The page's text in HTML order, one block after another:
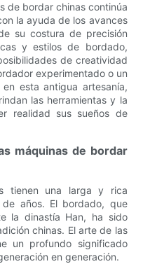
de bordar chinas continúa
la ayuda de los avances
su costura de precisión
y estilos de bordado,
de creatividad
experimentado o un
esta antigua artesanía,
las herramientas y la
realidad sus sueños de
máquinas de bordar
tienen una larga y rica
años. El bordado, que
la dinastía Han, ha sido
chinas. El arte de las
un profundo significado
en generación.